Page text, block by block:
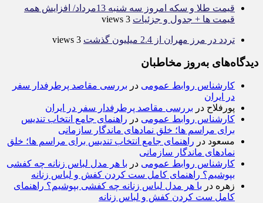
قیمت طلا و سکه امروز سه شنبه 13مرداد/ افزایش همه
قیمت ها + جدول و جزئیات 3 views
تردد در مرز مهران از 2.4 میلیون گذشت 3 views
دیدگاه‌های به‌روز مخاطبان
کارشناس روابط عمومی در بررسی مقاصد پرطرفدار سفر
در ایران
پورفلاح در بررسی مقاصد پرطرفدار سفر در ایران
کارشناس روابط عمومی در راهنمای جامع انتخاب تندیس
برای مراسم ها؛ خلق نمادهای ماندگار سازمانی
مسعود در راهنمای جامع انتخاب تندیس برای مراسم ها؛ خلق
نمادهای ماندگار سازمانی
کارشناس روابط عمومی در با هر مدل لباس زنانه چه کفشی
بپوشیم؟ راهنمای کامل ست کردن کفش و لباس زنانه
زهره در با هر مدل لباس زنانه چه کفشی بپوشیم؟ راهنمای
کامل ست کردن کفش و لباس زنانه